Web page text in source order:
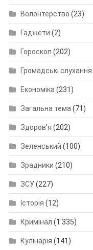
Волонтерство (23)
Гаджети (2)
Гороскоп (202)
Громадські слухання
Економіка (231)
Загальна тема (71)
Здоров'я (202)
Зеленський (100)
Зрадники (210)
ЗСУ(227)
Історія (12)
Кримінал (1 335)
Кулінарія (141)